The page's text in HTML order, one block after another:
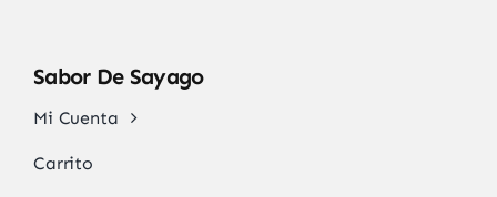
Sabor De Sayago
Mi Cuenta
Carrito